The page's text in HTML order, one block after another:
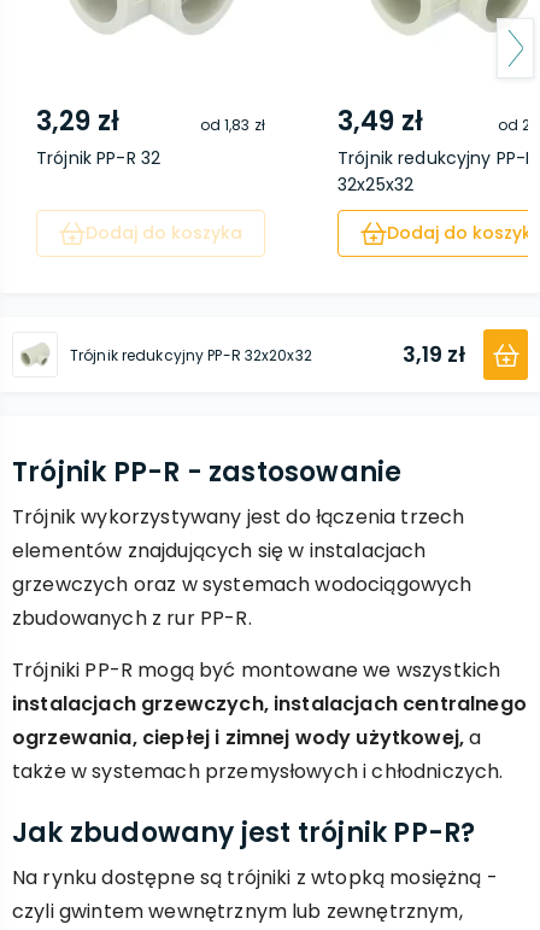
3,29 zł od1,83 zł
Trójnik PP-R 32
Dodaj do koszyka
3,49 zł od
Trójnik redukcyjny PP-R
32x25x32
Dodaj do
Trójnik redukcyjny PP-R 32x20x32 3,19 zł
Trójnik PP-R - zastosowanie
Trójnik wykorzystywany jest do łączenia trzech
elementów znajdujących się w instalacjach
grzewczych oraz w systemach wodociągowych
zbudowanych z rur PP-R.
Trójniki PP-R mogą być montowane we wszystkich
instalacjach grzewczych, instalacjach centralnego
ogrzewania, ciepłej i zimnej wody użytkowej,a
także w systemach przemysłowych i chłodniczych.
Jak zbudowany jest trójnik PP-R?
Na rynku dostępne są trójniki z wtopką mosiężną -
czyli gwintem wewnętrznym lub zewnętrznym,